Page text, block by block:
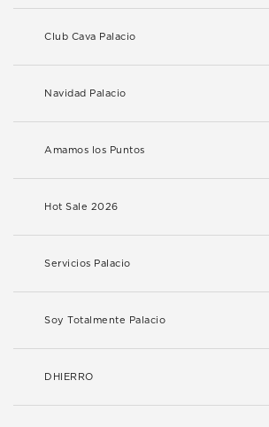
Club Cava Palacio
Navidad Palacio
Amamos los Puntos
Hot Sale 2026
Servicios Palacio
Soy Totalmente Palacio
DHIERRO